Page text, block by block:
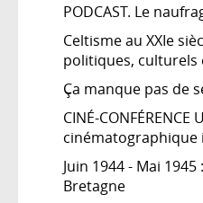
PODCAST. Le
Celtisme au XXIe
politiques, culturels
Ça manque pas de
CINÉ-
cinématographique
Juin 1944 - Mai
Bretagne